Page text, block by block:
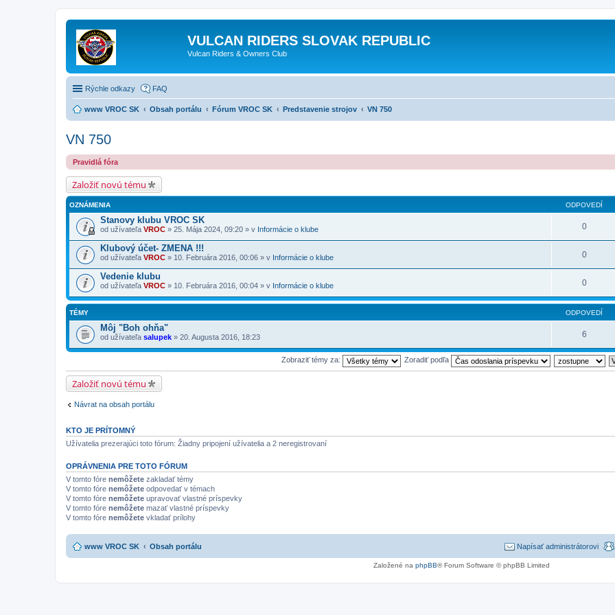
VULCAN RIDERS SLOVAK REPUBLIC
Vulcan Riders & Owners Club
Rýchle odkazy FAQ
www VROC SK Obsah portálu Fórum VROC SK Predstavenie strojov VN 750
VN 750
Pravidlá fóra
Založiť novú tému
OZNÁMENIA ODPOVEDÍ
Stanovy klubu VROC SK
od užívateľa VROC » 25. Mája 2024, 09:20 » v Informácie o klube 0
Klubový účet- ZMENA !!!
od užívateľa VROC » 10. Februára 2016, 00:06 » v Informácie o klube 0
Vedenie klubu
od užívateľa VROC » 10. Februára 2016, 00:04 » v Informácie o klube 0
TÉMY ODPOVEDÍ
Môj "Boh ohňa"
od užívateľa salupek » 20. Augusta 2016, 18:23 6
Zobraziť témy za: Zoradiť podľa
Založiť novú tému
Návrat na obsah portálu
KTO JE PRÍTOMNÝ
Užívatelia prezerajúci toto fórum: Žiadny pripojení užívatelia a 2 neregistrovaní
OPRÁVNENIA PRE TOTO FÓRUM
V tomto fóre nemôžete zakladať témy
V tomto fóre nemôžete odpovedať v témach
V tomto fóre nemôžete upravovať vlastné príspevky
V tomto fóre nemôžete mazať vlastné príspevky
V tomto fóre nemôžete vkladať prílohy
www VROC SK Obsah portálu Napísať administrátorovi
Založené na phpBB® Forum Software © phpBB Limited